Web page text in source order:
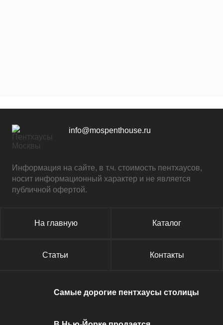
info@mospenthouse.ru
Информация на сайте, в т.ч. стоимость пентхаусов,
носит информационный характер и не является
публичной офертой.
На главную Каталог
Статьи Контакты
Самые дорогие пентхаусы столицы